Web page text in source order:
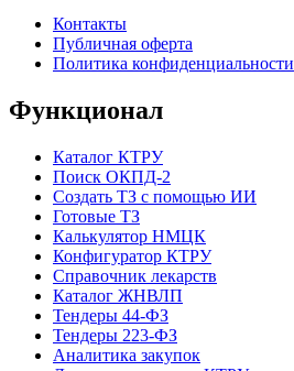
Контакты
Публичная оферта
Политика конфиденциальности
Функционал
Каталог КТРУ
Поиск ОКПД-2
Создать ТЗ с помощью ИИ
Готовые ТЗ
Калькулятор НМЦК
Конфигуратор КТРУ
Справочник лекарств
Каталог ЖНВЛП
Тендеры 44-ФЗ
Тендеры 223-ФЗ
Аналитика закупок